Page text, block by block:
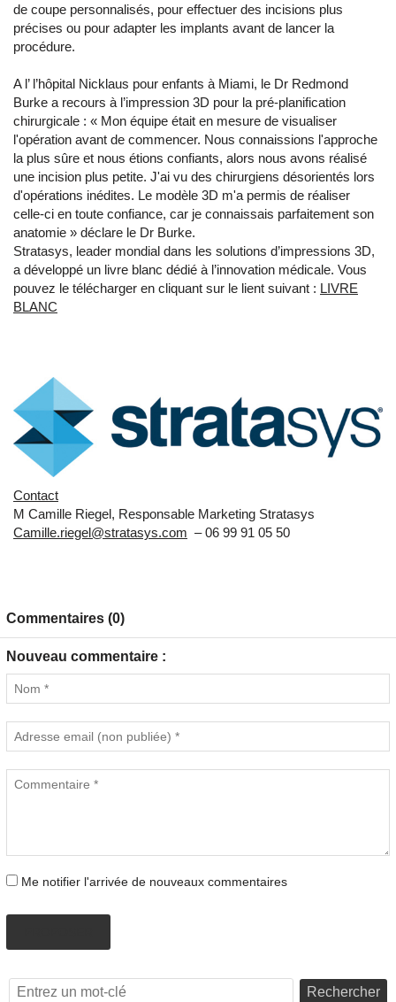
de coupe personnalisés, pour effectuer des incisions plus
précises ou pour adapter les implants avant de lancer la
procédure.
A l’ l’hôpital Nicklaus pour enfants à Miami, le Dr Redmond
Burke a recours à l’impression 3D pour la pré-planification
chirurgicale : « Mon équipe était en mesure de visualiser
l'opération avant de commencer. Nous connaissions l'approche
la plus sûre et nous étions confiants, alors nous avons réalisé
une incision plus petite. J'ai vu des chirurgiens désorientés lors
d'opérations inédites. Le modèle 3D m'a permis de réaliser
celle-ci en toute confiance, car je connaissais parfaitement son
anatomie » déclare le Dr Burke.
Stratasys, leader mondial dans les solutions d’impressions 3D,
a développé un livre blanc dédié à l’innovation médicale. Vous
pouvez le télécharger en cliquant sur le lient suivant : LIVRE
BLANC
Contact
M Camille Riegel, Responsable Marketing Stratasys
Camille.riegel@stratasys.com – 06 99 91 05 50
Commentaires (0)
Nouveau commentaire :
Me notifier l'arrivée de nouveaux commentaires
Rechercher